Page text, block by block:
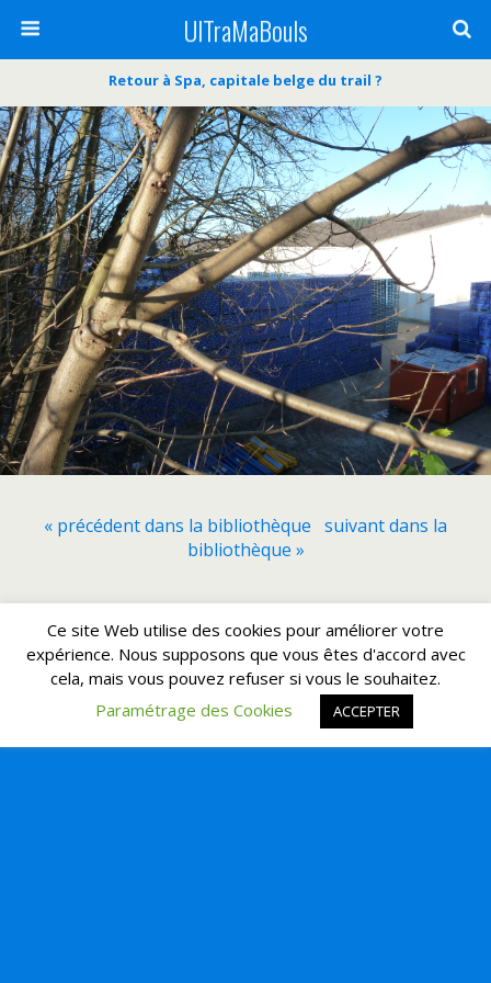
UlTraMaBouls
Retour à Spa, capitale belge du trail ?
« précédent dans la bibliothèque suivant dans la
bibliothèque »
Retour au début
Mobile Bureau
Ce site Web utilise des cookies pour améliorer votre
expérience. Nous supposons que vous êtes d'accord avec
cela, mais vous pouvez refuser si vous le souhaitez.
Paramétrage des Cookies
ACCEPTER